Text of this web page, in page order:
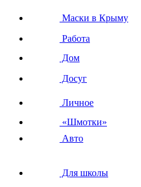
Маски в Крыму
Работа
Дом
Досуг
Личное
«Шмотки»
Авто
Для школы